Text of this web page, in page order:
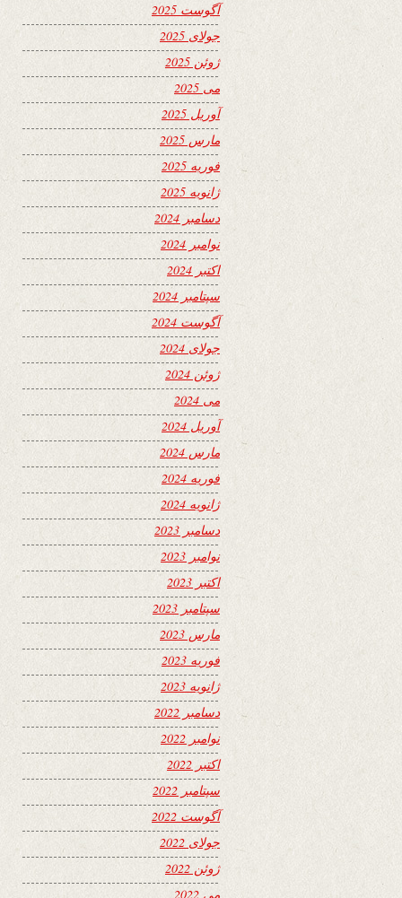
آگوست 2025
جولای 2025
ژوئن 2025
می 2025
آوریل 2025
مارس 2025
فوریه 2025
ژانویه 2025
دسامبر 2024
نوامبر 2024
اکتبر 2024
سپتامبر 2024
آگوست 2024
جولای 2024
ژوئن 2024
می 2024
آوریل 2024
مارس 2024
فوریه 2024
ژانویه 2024
دسامبر 2023
نوامبر 2023
اکتبر 2023
سپتامبر 2023
مارس 2023
فوریه 2023
ژانویه 2023
دسامبر 2022
نوامبر 2022
اکتبر 2022
سپتامبر 2022
آگوست 2022
جولای 2022
ژوئن 2022
می 2022